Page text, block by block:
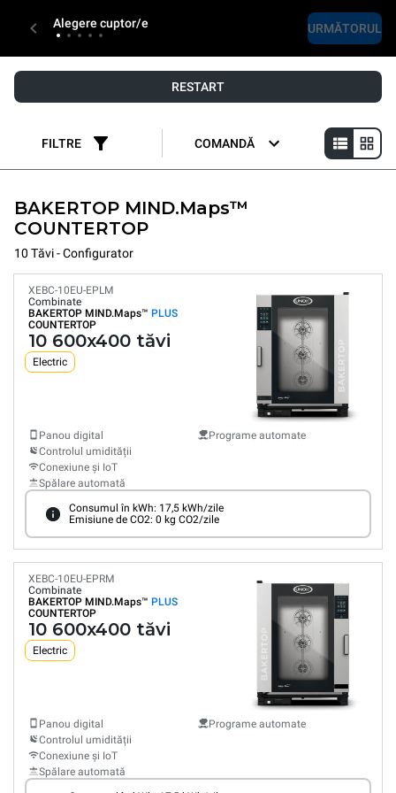
Alegere cuptor/e URMĂTORUL
RESTART
FILTRE COMANDĂ
BAKERTOP MIND.Maps™
COUNTERTOP
10 Tăvi - Configurator
XEBC-10EU-EPLM
Combinate
BAKERTOP MIND.Maps™ PLUS
COUNTERTOP
10 600x400 tăvi
Electric
Panou digital
Controlul umidității
Conexiune și IoT
Spălare automată
Programe automate
Consumul în kWh: 17,5 kWh/zile
Emisiune de CO2: 0 kg CO2/zile
XEBC-10EU-EPRM
Combinate
BAKERTOP MIND.Maps™ PLUS
COUNTERTOP
10 600x400 tăvi
Electric
Panou digital
Controlul umidității
Conexiune și IoT
Spălare automată
Programe automate